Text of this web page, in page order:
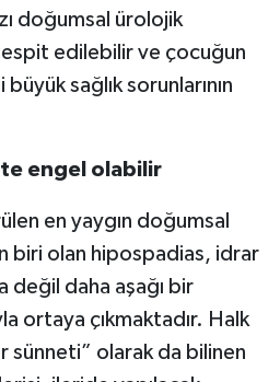
doğumsal ürolojik
edilebilir ve çocuğun
sağlık sorunlarının
engel olabilir
en yaygın doğumsal
biri olan hipospadias, idrar
değil daha aşağı bir
ortaya çıkmaktadır. Halk
sünneti” olarak da bilinen